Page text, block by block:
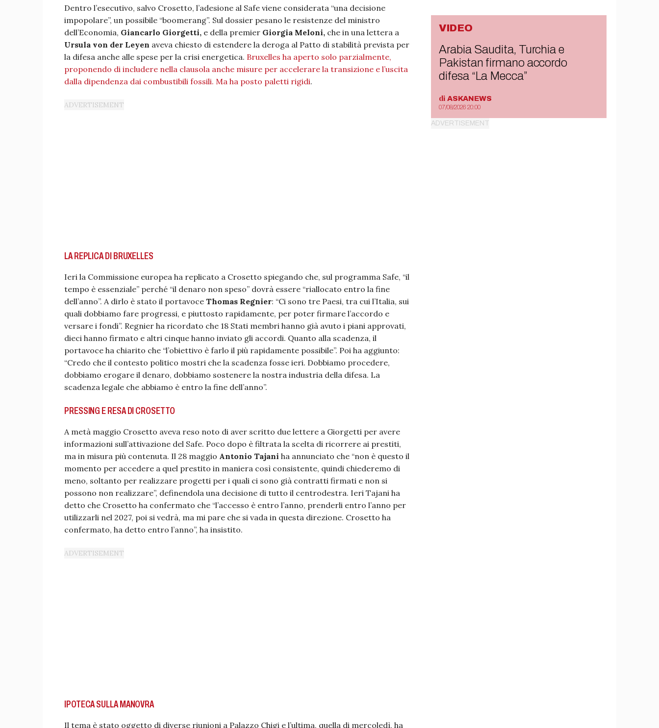
Dentro l’esecutivo, salvo Crosetto, l’adesione al Safe viene considerata “una decisione
impopolare”, un possibile “boomerang”. Sul dossier pesano le resistenze del ministro
dell’Economia, Giancarlo Giorgetti, e della premier Giorgia Meloni, che in una lettera a
Ursula von der Leyen aveva chiesto di estendere la deroga al Patto di stabilità prevista per
la difesa anche alle spese per la crisi energetica. Bruxelles ha aperto solo parzialmente,
proponendo di includere nella clausola anche misure per accelerare la transizione e l’uscita
dalla dipendenza dai combustibili fossili. Ma ha posto paletti rigidi.
LA REPLICA DI BRUXELLES
Ieri la Commissione europea ha replicato a Crosetto spiegando che, sul programma Safe, “il
tempo è essenziale” perché “il denaro non speso” dovrà essere “riallocato entro la fine
dell’anno”. A dirlo è stato il portavoce Thomas Regnier: “Ci sono tre Paesi, tra cui l’Italia, sui
quali dobbiamo fare progressi, e piuttosto rapidamente, per poter firmare l’accordo e
versare i fondi”. Regnier ha ricordato che 18 Stati membri hanno già avuto i piani approvati,
dieci hanno firmato e altri cinque hanno inviato gli accordi. Quanto alla scadenza, il
portavoce ha chiarito che “l’obiettivo è farlo il più rapidamente possibile”. Poi ha aggiunto:
“Credo che il contesto politico mostri che la scadenza fosse ieri. Dobbiamo procedere,
dobbiamo erogare il denaro, dobbiamo sostenere la nostra industria della difesa. La
scadenza legale che abbiamo è entro la fine dell’anno”.
PRESSING E RESA DI CROSETTO
A metà maggio Crosetto aveva reso noto di aver scritto due lettere a Giorgetti per avere
informazioni sull’attivazione del Safe. Poco dopo è filtrata la scelta di ricorrere ai prestiti,
ma in misura più contenuta. Il 28 maggio Antonio Tajani ha annunciato che “non è questo il
momento per accedere a quel prestito in maniera così consistente, quindi chiederemo di
meno, soltanto per realizzare progetti per i quali ci sono già contratti firmati e non si
possono non realizzare”, definendola una decisione di tutto il centrodestra. Ieri Tajani ha
detto che Crosetto ha confermato che “l’accesso è entro l’anno, prenderli entro l’anno per
utilizzarli nel 2027, poi si vedrà, ma mi pare che si vada in questa direzione. Crosetto ha
confermato, ha detto entro l’anno”, ha insistito.
IPOTECA SULLA MANOVRA
Il tema è stato oggetto di diverse riunioni a Palazzo Chigi e l’ultima, quella di mercoledì, ha
VIDEO
Arabia Saudita, Turchia e
Pakistan firmano accordo
difesa “La Mecca”
di ASKANEWS
07/08/2026 20:00